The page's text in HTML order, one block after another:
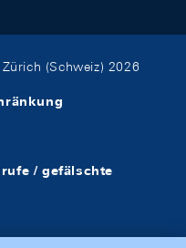
(Schweiz) 2026
/ gefälschte